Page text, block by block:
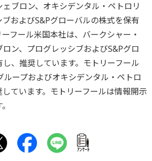
ブロン、オキシデンタル・ペトロリ
およびS&Pグローバルの株式を保有
フール米国本社は、バークシャー・
ン、プログレッシブおよびS&Pグロ
、推奨しています。モトリーフール
ループおよびオキシデンタル・ペトロ
ています。モトリーフールは情報開示
ｱﾝｹｰﾄ